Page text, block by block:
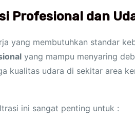
Profesional dan
yang membutuhkan standar
yang mampu menyaring
kualitas udara di sekitar area
ini sangat penting untuk :